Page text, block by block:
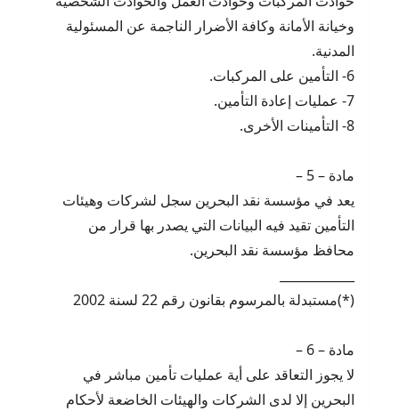
وخيانة الأمانة وكافة الأضرار الناجمة عن المسئولية
المدنية.
6- التأمين على المركبات.
7- عمليات إعادة التأمين.
8- التأمينات الأخرى.
مادة – 5 –
يعد في مؤسسة نقد البحرين سجل لشركات وهيئات
التأمين تقيد فيه البيانات التي يصدر بها قرار من
محافظ مؤسسة نقد البحرين.
(*)مستبدلة بالمرسوم بقانون رقم 22 لسنة 2002
مادة – 6 –
لا يجوز التعاقد على أية عمليات تأمين مباشر في
البحرين إلا لدى الشركات والهيئات الخاضعة لأحكام